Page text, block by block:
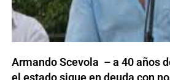
Armando Scevola – a 40 años
el estado sigue en deuda con